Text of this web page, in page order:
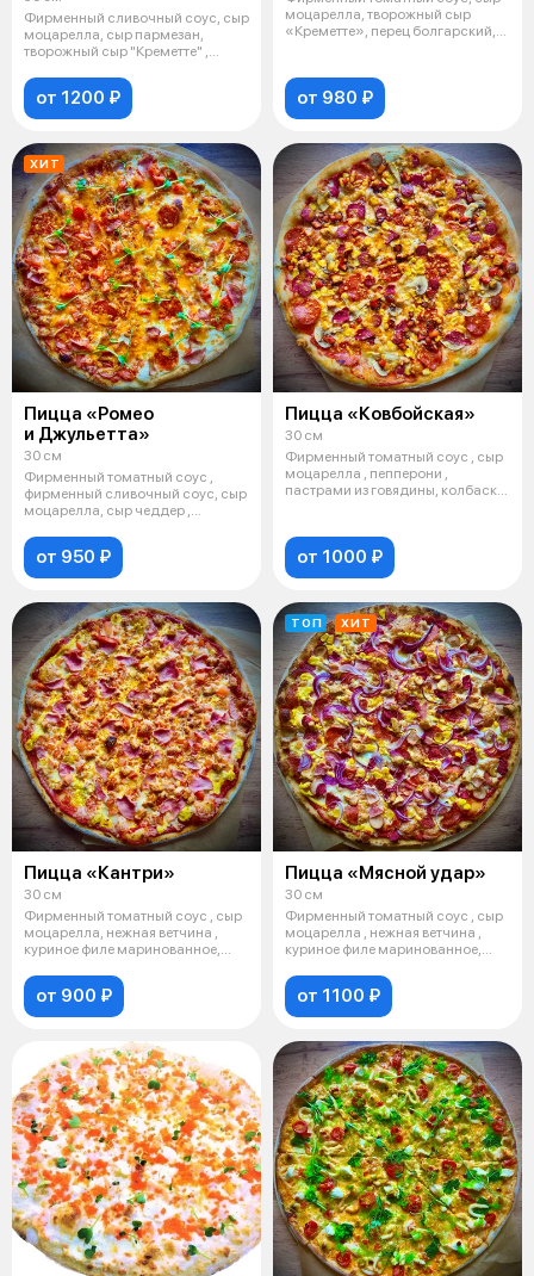
Фирменный сливочный соус, сыр
моцарелла, сыр пармезан,
творожный сыр "Креметте" ,
от 1200 ₽
моцарелла, творожный сыр
«Креметте», перец болгарский,
от 980 ₽
ХИТ
Пицца «Ромео
и Джульетта»
30 см
Фирменный томатный соус ,
фирменный сливочный соус, сыр
моцарелла, сыр чеддер ,
от 950 ₽
Пицца «Ковбойская»
30 см
Фирменный томатный соус , сыр
моцарелла , пепперони ,
пастрами из говядины, колбаски
от 1000 ₽
Пицца «Кантри»
30 см
Фирменный томатный соус , сыр
моцарелла, нежная ветчина ,
куриное филе маринованное,
от 900 ₽
ТОП ХИТ
Пицца «Мясной удар»
30 см
Фирменный томатный соус , сыр
моцарелла , нежная ветчина ,
куриное филе маринованное,
от 1100 ₽